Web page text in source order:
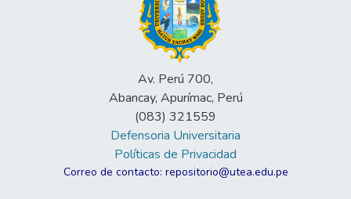
Av. Perú 700,
Abancay, Apurímac, Perú
(083) 321559
Defensoria Universitaria
Políticas de Privacidad
Correo de contacto: repositorio@utea.edu.pe